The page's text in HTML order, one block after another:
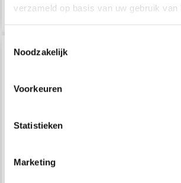
verzameld op basis van uw gebruik van
Noodzakelijk
Voorkeuren
Statistieken
Marketing
Ajouter au panier
Soyez le premier à connaître